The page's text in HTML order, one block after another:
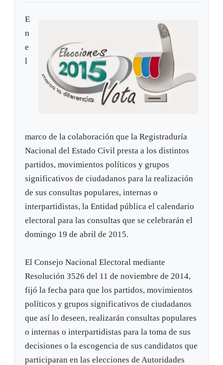
E
n
e
l
marco de la colaboración que la Registraduría
Nacional del Estado Civil presta a los distintos
partidos, movimientos políticos y grupos
significativos de ciudadanos para la realización
de sus consultas populares, internas o
interpartidistas, la Entidad pública el calendario
electoral para las consultas que se celebrarán el
domingo 19 de abril de 2015.
El Consejo Nacional Electoral mediante
Resolución 3526 del 11 de noviembre de 2014,
fijó la fecha para que los partidos, movimientos
políticos y grupos significativos de ciudadanos
que así lo deseen, realizarán consultas populares
o internas o interpartidistas para la toma de sus
decisiones o la escogencia de sus candidatos que
participaran en las elecciones de Autoridades